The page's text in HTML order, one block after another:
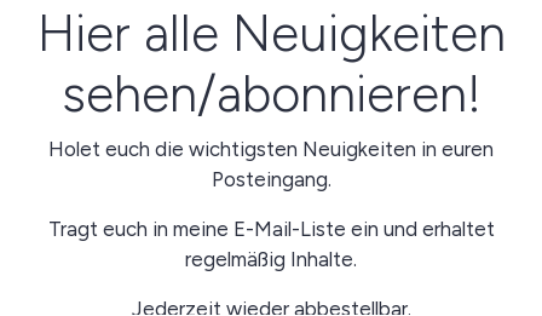
Hier alle Neuigkeiten
sehen/abonnieren!
Holet euch die wichtigsten Neuigkeiten in euren
Posteingang.
Tragt euch in meine E-Mail-Liste ein und erhaltet
regelmäßig Inhalte.
Jederzeit wieder abbestellbar.